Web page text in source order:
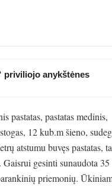
priviliojo anykštėnes
pastatas, pastatas medinis,
12 kub.m šieno,
atstumu buvęs pastatas,
Gaisrui gesinti sunaudota
priemonių.